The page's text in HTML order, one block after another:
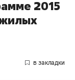
2015